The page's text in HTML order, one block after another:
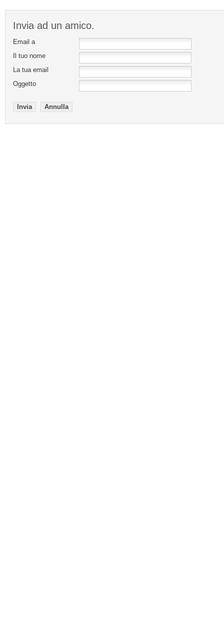
Invia ad un amico.
Email a
Il tuo nome
La tua email
Oggetto
Invia Annulla